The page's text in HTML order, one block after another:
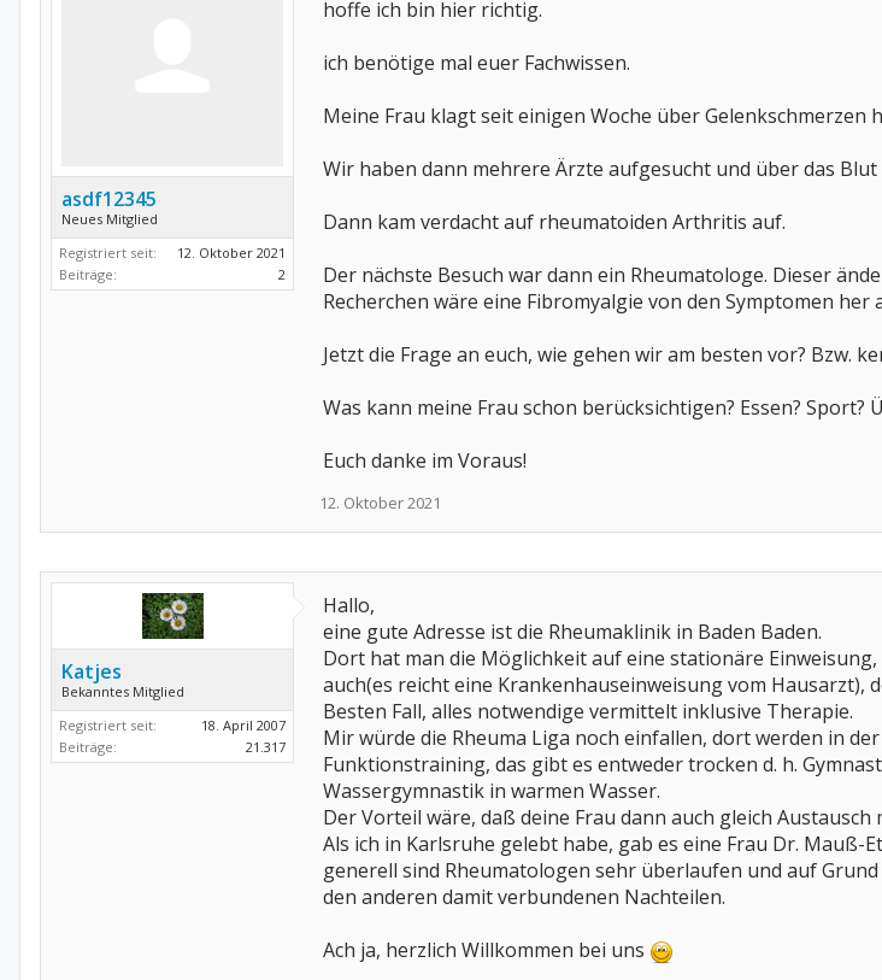
asdf12345
Neues Mitglied
Registriert seit:
12. Oktober 2021
Beiträge:
2
hoffe ich bin hier richtig.
ich benötige mal euer Fachwissen.
Meine Frau klagt seit einigen Woche über
Wir haben dann mehrere Ärzte aufgesucht und über das
Dann kam verdacht auf rheumatoiden Arthritis auf.
Der nächste Besuch war dann ein Rheumatologe. Dieser
Recherchen wäre eine Fibromyalgie von den Symptomen her
Jetzt die Frage an euch, wie gehen wir am besten vor? Bzw.
Was kann meine Frau schon berücksichtigen? Essen? Sport?
Euch danke im Voraus!
12. Oktober 2021
Katjes
Bekanntes Mitglied
Registriert seit:
18. April 2007
Beiträge:
21.317
Hallo,
eine gute Adresse ist die Rheumaklinik in Baden Baden.
Dort hat man die Möglichkeit auf eine stationäre
auch(es reicht eine Krankenhauseinweisung vom
Besten Fall, alles notwendige vermittelt inklusive Therapie.
Mir würde die Rheuma Liga noch einfallen, dort werden in
Funktionstraining, das gibt es entweder trocken d. h.
Wassergymnastik in warmen Wasser.
Der Vorteil wäre, daß deine Frau dann auch gleich
Als ich in Karlsruhe gelebt habe, gab es eine Frau Dr. Mauß-
generell sind Rheumatologen sehr überlaufen und auf
den anderen damit verbundenen Nachteilen.
Ach ja, herzlich Willkommen bei uns